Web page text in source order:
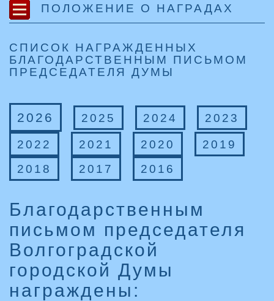
ПОЛОЖЕНИЕ О НАГРАДАХ
СПИСОК НАГРАЖДЕННЫХ
БЛАГОДАРСТВЕННЫМ ПИСЬМОМ
ПРЕДСЕДАТЕЛЯ ДУМЫ
2026 2025 2024 2023
2022 2021 2020
2019
2018
2017 2016
Благодарственным
письмом председателя
Волгоградской
городской Думы
награждены: